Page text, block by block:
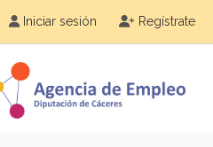
Iniciar sesión Regístrate